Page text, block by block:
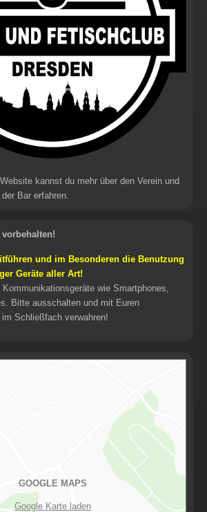
kannst du mehr über den Verein und
Bar erfahren.
und im Besonderen die Benutzung
Geräte aller Art!
wie Smartphones,
Bitte ausschalten und mit Euren
Schließfach verwahren!
GOOGLE MAPS
Google Karte laden